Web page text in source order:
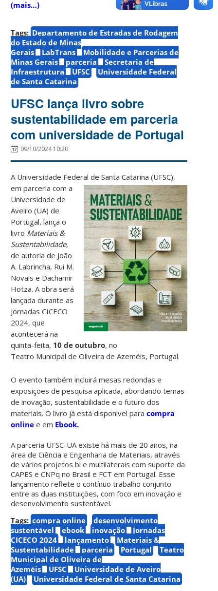
(mais…)
Tags: Departamento de Estradas de Rodagem
do Estado de Minas
Gerais
LabTrans
Mobilidade e Parcerias de
Minas Gerais
parceria
Secretaria de
Infraestrutura
UFSC
Universidade Federal
de Santa Catarina
UFSC lança livro sobre
sustentabilidade em parceria
com universidade de Portugal
09/10/2024 10:20
A Universidade Federal de Santa Catarina (UFSC),
em parceria com a
Universidade de
Aveiro (UA) de
Portugal, lança o
livro Materiais &
Sustentabilidade,
de autoria de João
A. Labrincha, Rui M.
Novais e Dachamir
Hotza. A obra será
lançada durante as
Jornadas CICECO
2024, que
acontecerá na
quinta-feita, 10 de outubro, no
Teatro Municipal de Oliveira de Azeméis, Portugal.
O evento também incluirá mesas redondas e
exposições de pesquisa aplicada, abordando temas
de inovação, sustentabilidade e o futuro dos
materiais. O livro já está disponível paracompra
online e em Ebook.
A parceria UFSC-UA existe há mais de 20 anos, na
área de Ciência e Engenharia de Materiais, através
de vários projetos bi e multilaterais com suporte da
CAPES e CNPq no Brasil e FCT em Portugal. Esse
lançamento reflete o contínuo trabalho conjunto
entre as duas instituições, com foco em inovação e
desenvolvimento sustentável.
Tags: compra online
desenvolvimento
sustentável
ebook inovação
Jornadas
CICECO 2024
lançamento
Materiais &
Sustentabilidade
parceria Portugal
Teatro
Municipal de Oliveira de
Azeméis
UFSC
Universidade de Aveiro
(UA)
Universidade Federal de Santa Catarina